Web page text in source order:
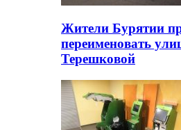
Жители Бурятии
переименовать
Терешковой